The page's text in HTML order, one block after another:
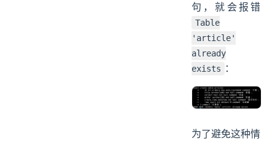
句，就会报错
Table
'article'
already
exists
：
为了避免这种情